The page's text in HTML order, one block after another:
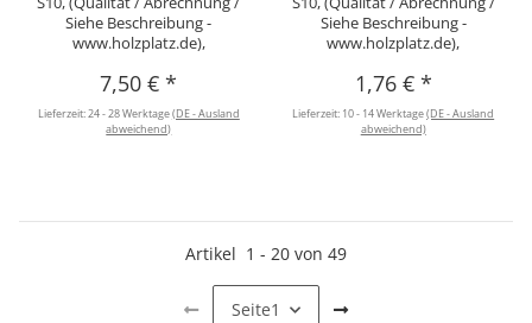
Siehe Beschreibung -
www.holzplatz.de),
7,50 €*
Lieferzeit:24 - 28 Werktage(DE - Ausland
abweichend)
Siehe Beschreibung -
www.holzplatz.de),
1,76 € *
Lieferzeit: 10 - 14 Werktage(DE - Ausland
abweichend)
Artikel 1 - 20 von 49
Seite1